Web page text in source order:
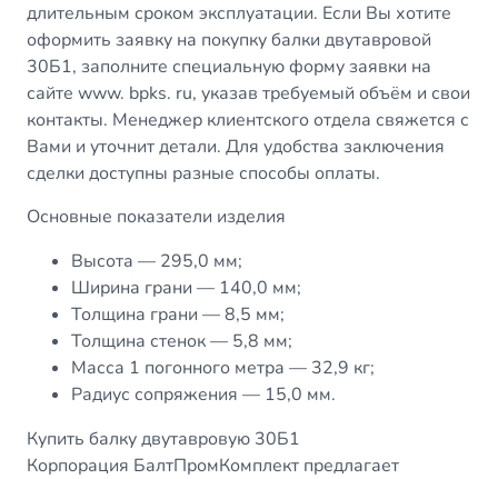
длительным сроком эксплуатации. Если Вы хотите
оформить заявку на покупку балки двутавровой
30Б1, заполните специальную форму заявки на
сайте www. bpks. ru, указав требуемый объём и свои
контакты. Менеджер клиентского отдела свяжется с
Вами и уточнит детали. Для удобства заключения
сделки доступны разные способы оплаты.
Основные показатели изделия
Высота — 295,0 мм;
Ширина грани — 140,0 мм;
Толщина грани — 8,5 мм;
Толщина стенок — 5,8 мм;
Масса 1 погонного метра — 32,9 кг;
Радиус сопряжения — 15,0 мм.
Купить балку двутавровую 30Б1
Корпорация БалтПромКомплект предлагает